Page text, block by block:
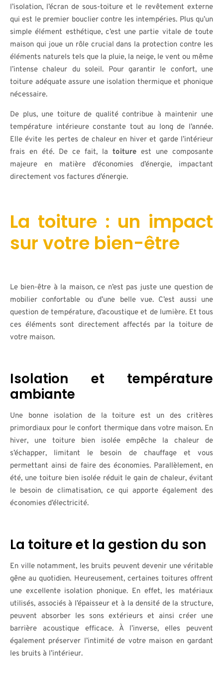
l’isolation, l’écran de sous-toiture et le revêtement externe
qui est le premier bouclier contre les intempéries. Plus qu’un
simple élément esthétique, c’est une partie vitale de toute
maison qui joue un rôle crucial dans la protection contre les
éléments naturels tels que la pluie, la neige, le vent ou même
l’intense chaleur du soleil. Pour garantir le confort, une
toiture adéquate assure une isolation thermique et phonique
nécessaire.
De plus, une toiture de qualité contribue à maintenir une
température intérieure constante tout au long de l’année.
Elle évite les pertes de chaleur en hiver et garde l’intérieur
frais en été. De ce fait, la toiture est une composante
majeure en matière d’économies d’énergie, impactant
directement vos factures d’énergie.
La toiture : un impact
sur votre bien-être
Le bien-être à la maison, ce n’est pas juste une question de
mobilier confortable ou d’une belle vue. C’est aussi une
question de température, d’acoustique et de lumière. Et tous
ces éléments sont directement affectés par la toiture de
votre maison.
Isolation et température
ambiante
Une bonne isolation de la toiture est un des critères
primordiaux pour le confort thermique dans votre maison. En
hiver, une toiture bien isolée empêche la chaleur de
s’échapper, limitant le besoin de chauffage et vous
permettant ainsi de faire des économies. Parallèlement, en
été, une toiture bien isolée réduit le gain de chaleur, évitant
le besoin de climatisation, ce qui apporte également des
économies d’électricité.
La toiture et la gestion du son
En ville notamment, les bruits peuvent devenir une véritable
gêne au quotidien. Heureusement, certaines toitures offrent
une excellente isolation phonique. En effet, les matériaux
utilisés, associés à l’épaisseur et à la densité de la structure,
peuvent absorber les sons extérieurs et ainsi créer une
barrière acoustique efficace. À l’inverse, elles peuvent
également préserver l’intimité de votre maison en gardant
les bruits à l’intérieur.